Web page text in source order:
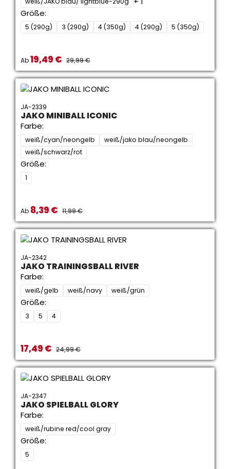
Größe:
5 (290g) 3 (290g) 4 (350g) 4 (290g) 5 (350g)
Verkaufspreis:
Ab19,49 € REGULÄRER PREIS:
29,99 €
JA-2339
JAKO MINIBALL ICONIC
Farbe:
weiß/cyan/neongelb
weiß/jako blau/neongelb
weiß/schwarz/rot
Größe:
1
Verkaufspreis:
Ab 8,39 € REGULÄRER PREIS:
11,99 €
JA-2342
JAKO TRAININGSBALL RIVER
Farbe:
weiß/gelb weiß/navy weiß/grün
Größe:
3 5 4
Verkaufspreis:
17,49 € REGULÄRER PREIS:
24,99 €
JA-2347
JAKO SPIELBALL GLORY
Farbe:
weiß/rubine red/cool gray
Größe:
5